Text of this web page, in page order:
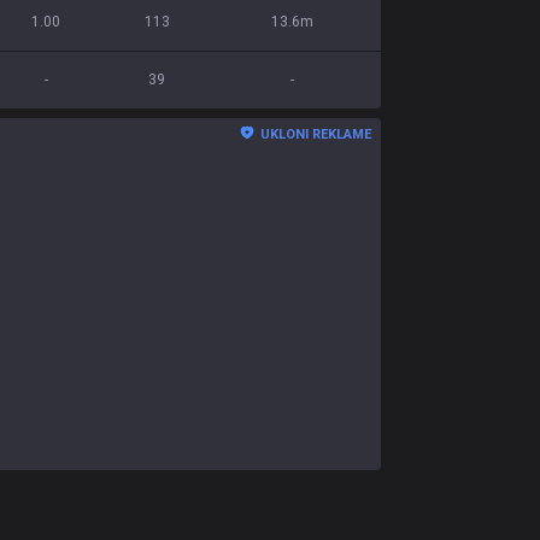
1.00 113 13.6m
- 39 -
UKLONI REKLAME